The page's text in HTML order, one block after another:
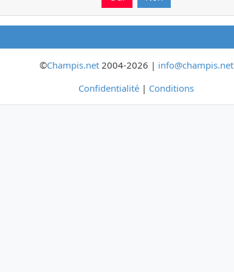
©Champis.net2004-2026 | info@champis.net
Confidentialité | Conditions